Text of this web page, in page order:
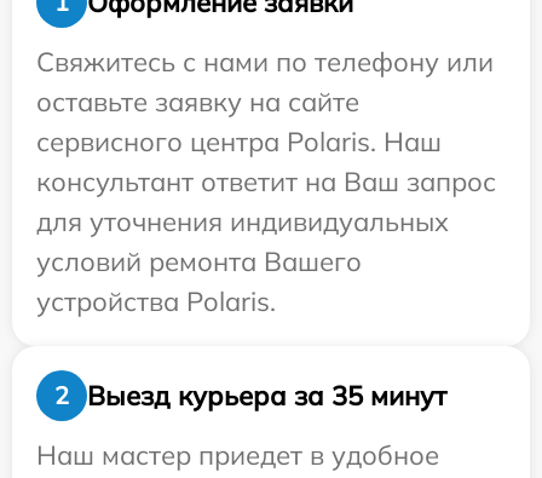
Свяжитесь с нами по телефону или
оставьте заявку на сайте
сервисного центра Polaris. Наш
консультант ответит на Ваш запрос
для уточнения индивидуальных
условий ремонта Вашего
устройства Polaris.
2
Выезд курьера за 35 минут
Наш мастер приедет в удобное